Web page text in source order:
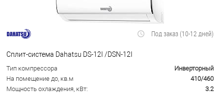
Под заказ (10-12 дней)
Сплит-система Dahatsu DS-12I /DSN-12I
Тип компрессора
Инверторный
На помещение до, кв.м
410/460
Мощность охлаждения, кВт:
3.2